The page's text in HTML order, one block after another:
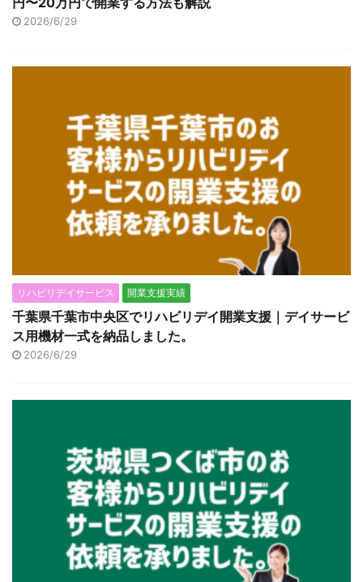
2026/6/29
リハビリデイサービス 開業支援実績
千葉県千葉市中央区でリハビリデイ開業支援｜デイサービ
ス用機材一式を納品しました。
2026/6/29